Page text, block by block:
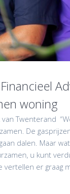
woning
van Twenterand
De
dalen. Maar
u kunt
vertellen er graag